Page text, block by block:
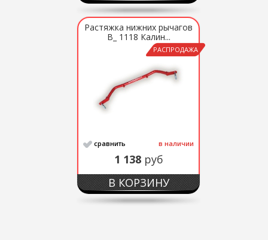
РАСПРОДАЖА
Растяжка нижних рычагов
В_ 1118 Калин...
сравнить в наличии
1 138 руб
В КОРЗИНУ